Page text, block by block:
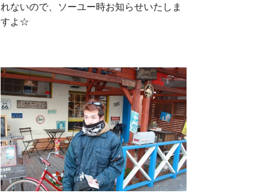
れないので、ソーユー時お知らせいたしま
すよ☆